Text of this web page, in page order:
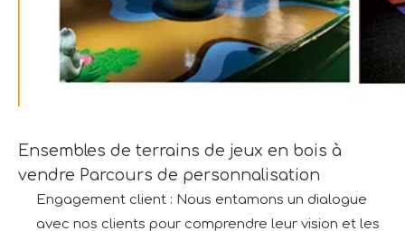
Ensembles de terrains de jeux en bois à
vendre Parcours de personnalisation
Engagement client : Nous entamons un dialogue
avec nos clients pour comprendre leur vision et les